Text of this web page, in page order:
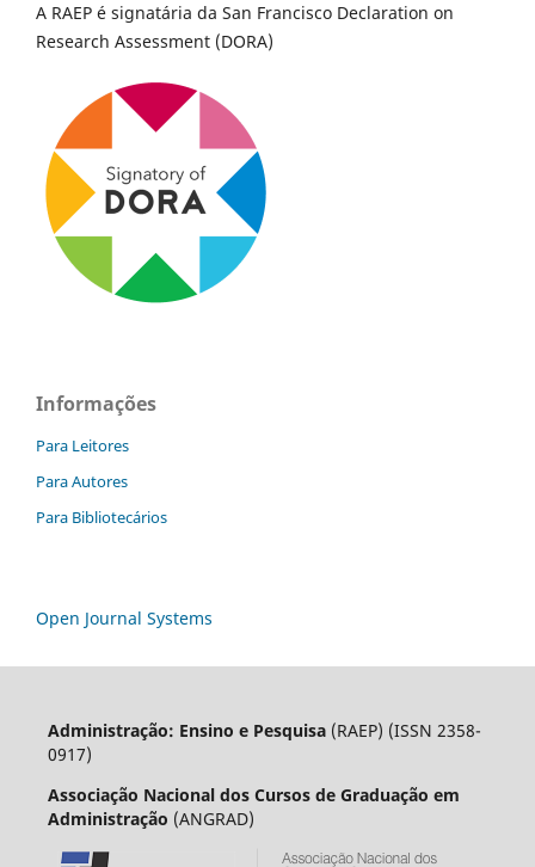
A RAEP é signatária da San Francisco Declaration on
Research Assessment (DORA)
Informações
Para Leitores
Para Autores
Para Bibliotecários
Open Journal Systems
Administração: Ensino e Pesquisa (RAEP) (ISSN 2358-
0917)
Associação Nacional dos Cursos de Graduação em
Administração (ANGRAD)